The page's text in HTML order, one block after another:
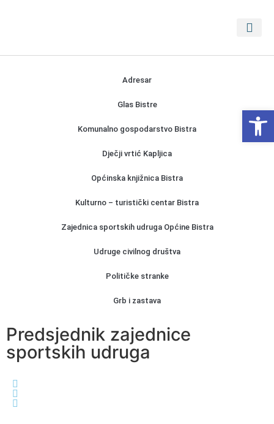
Adresar
Glas Bistre
Komunalno gospodarstvo Bistra
Dječji vrtić Kapljica
Općinska knjižnica Bistra
Kulturno – turistički centar Bistra
Zajednica sportskih udruga Općine Bistra
Udruge civilnog društva
Političke stranke
Grb i zastava
Predsjednik zajednice
sportskih udruga